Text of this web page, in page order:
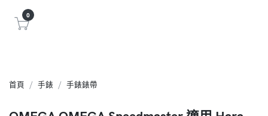
0
首頁 手錶 手錶錶帶